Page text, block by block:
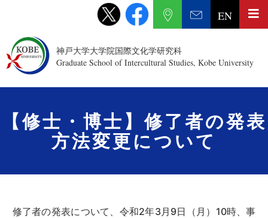
神戸大学大学院国際文化学研究科
Graduate School of Intercultural Studies, Kobe University
EN
【修士・博士】修了者の発表
方法変更について
修了者の発表について、令和2年3月9日（月）10時、事